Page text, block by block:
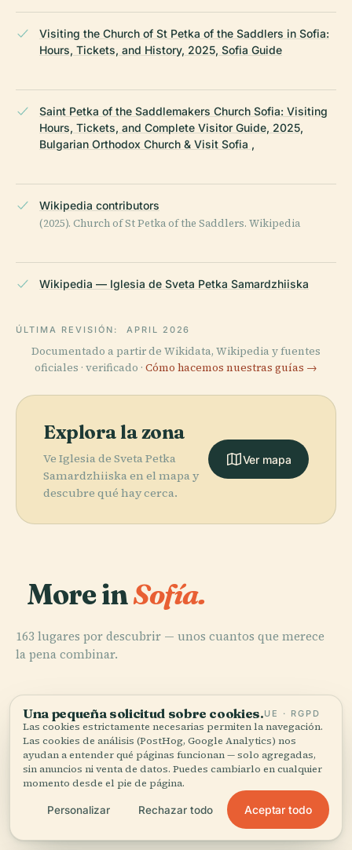
Visiting the Church of St Petka of the Saddlers in Sofia:
Hours, Tickets, and History, 2025, Sofia Guide
Saint Petka of the Saddlemakers Church Sofia: Visiting
Hours, Tickets, and Complete Visitor Guide, 2025,
Bulgarian Orthodox Church & Visit Sofia ,
Wikipedia contributors
(2025). Church of St Petka of the Saddlers. Wikipedia
Wikipedia — Iglesia de Sveta Petka Samardzhiiska
ÚLTIMA REVISIÓN: APRIL 2026
Documentado a partir de Wikidata, Wikipedia y fuentes
oficiales · verificado · Cómo hacemos nuestras guías →
Explora la zona
Ve Iglesia de Sveta Petka
Samardzhiiska en el mapa y
descubre qué hay cerca.
Ver mapa
More inSofía.
163 lugares por descubrir — unos cuantos que merece
la pena combinar.
PLACE
Catedral de
Alejandro
Nevski de Sofía
PLACE
Iglesia de
Boyana
PLACE
Cementerio
Central de
Sofía
PLACE
Teatro
Nacional Ivan
Vazov
Una pequeña solicitud sobre cookies.UE · RGPD
Las cookies estrictamente necesarias permiten la navegación.
Las cookies de análisis (PostHog, Google Analytics) nos
ayudan a entender qué páginas funcionan — solo agregadas,
sin anuncios ni venta de datos. Puedes cambiarlo en cualquier
momento desde el pie de página.
Personalizar Rechazar todo Aceptar todo